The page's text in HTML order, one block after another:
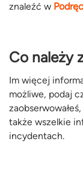
znaleźć w
Co należy
Im więcej
możliwe, podaj
także wszelkie
incydentach.